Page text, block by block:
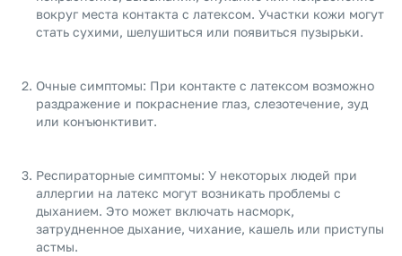
вокруг места контакта с латексом. Участки кожи могут
стать сухими, шелушиться или появиться пузырьки.
Очные симптомы: При контакте с латексом возможно
раздражение и покраснение глаз, слезотечение, зуд
или конъюнктивит.
Респираторные симптомы: У некоторых людей при
аллергии на латекс могут возникать проблемы с
дыханием. Это может включать насморк,
затрудненное дыхание, чихание, кашель или приступы
астмы.